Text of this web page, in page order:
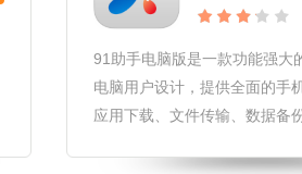
91助手电脑版是一款功能强大
电脑用户设计，提供全面的手
应用下载、文件传输、数据备